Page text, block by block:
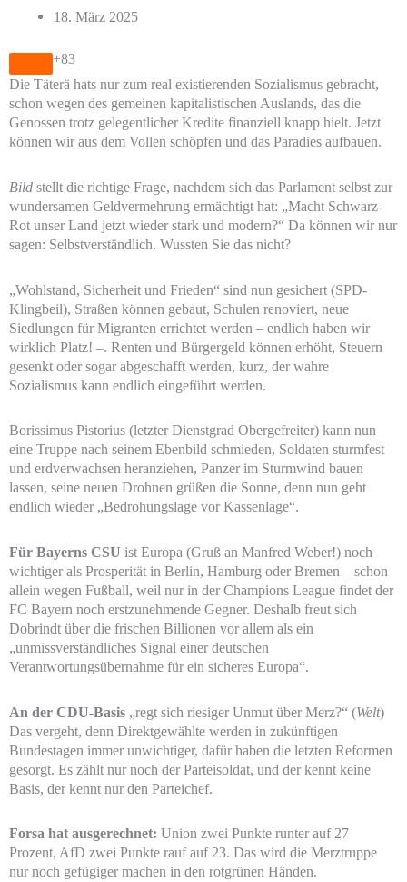
18. März 2025
+83
Die Täterä hats nur zum real existierenden Sozialismus gebracht,
schon wegen des gemeinen kapitalistischen Auslands, das die
Genossen trotz gelegentlicher Kredite finanziell knapp hielt. Jetzt
können wir aus dem Vollen schöpfen und das Paradies aufbauen.
Bild stellt die richtige Frage, nachdem sich das Parlament selbst zur
wundersamen Geldvermehrung ermächtigt hat: „Macht Schwarz-
Rot unser Land jetzt wieder stark und modern?“ Da können wir nur
sagen: Selbstverständlich. Wussten Sie das nicht?
„Wohlstand, Sicherheit und Frieden“ sind nun gesichert (SPD-
Klingbeil), Straßen können gebaut, Schulen renoviert, neue
Siedlungen für Migranten errichtet werden – endlich haben wir
wirklich Platz! –. Renten und Bürgergeld können erhöht, Steuern
gesenkt oder sogar abgeschafft werden, kurz, der wahre
Sozialismus kann endlich eingeführt werden.
Borissimus Pistorius (letzter Dienstgrad Obergefreiter) kann nun
eine Truppe nach seinem Ebenbild schmieden, Soldaten sturmfest
und erdverwachsen heranziehen, Panzer im Sturmwind bauen
lassen, seine neuen Drohnen grüßen die Sonne, denn nun geht
endlich wieder „Bedrohungslage vor Kassenlage“.
Für Bayerns CSU ist Europa (Gruß an Manfred Weber!) noch
wichtiger als Prosperität in Berlin, Hamburg oder Bremen – schon
allein wegen Fußball, weil nur in der Champions League findet der
FC Bayern noch erstzunehmende Gegner. Deshalb freut sich
Dobrindt über die frischen Billionen vor allem als ein
„unmissverständliches Signal einer deutschen
Verantwortungsübernahme für ein sicheres Europa“.
An der CDU-Basis „regt sich riesiger Unmut über Merz?“ (Welt)
Das vergeht, denn Direktgewählte werden in zukünftigen
Bundestagen immer unwichtiger, dafür haben die letzten Reformen
gesorgt. Es zählt nur noch der Parteisoldat, und der kennt keine
Basis, der kennt nur den Parteichef.
Forsa hat ausgerechnet: Union zwei Punkte runter auf 27
Prozent, AfD zwei Punkte rauf auf 23. Das wird die Merztruppe
nur noch gefügiger machen in den rotgrünen Händen.